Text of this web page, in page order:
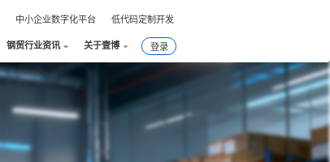
中小企业数字化平台 低代码定制开发
钢贸行业资讯 关于壹博 登录